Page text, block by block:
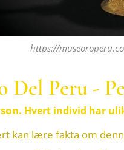
https://
Del Peru -
Hvert individ har
kan lære fakta om